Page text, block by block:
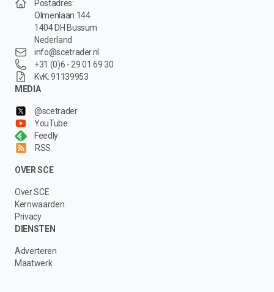
Postadres:
Olmenlaan 144
1404 DH Bussum
Nederland
info@scetrader.nl
+31 (0)6 - 29 01 69 30
KvK: 91139953
MEDIA
@scetrader
YouTube
Feedly
RSS
OVER SCE
Over SCE
Kernwaarden
Privacy
DIENSTEN
Adverteren
Maatwerk